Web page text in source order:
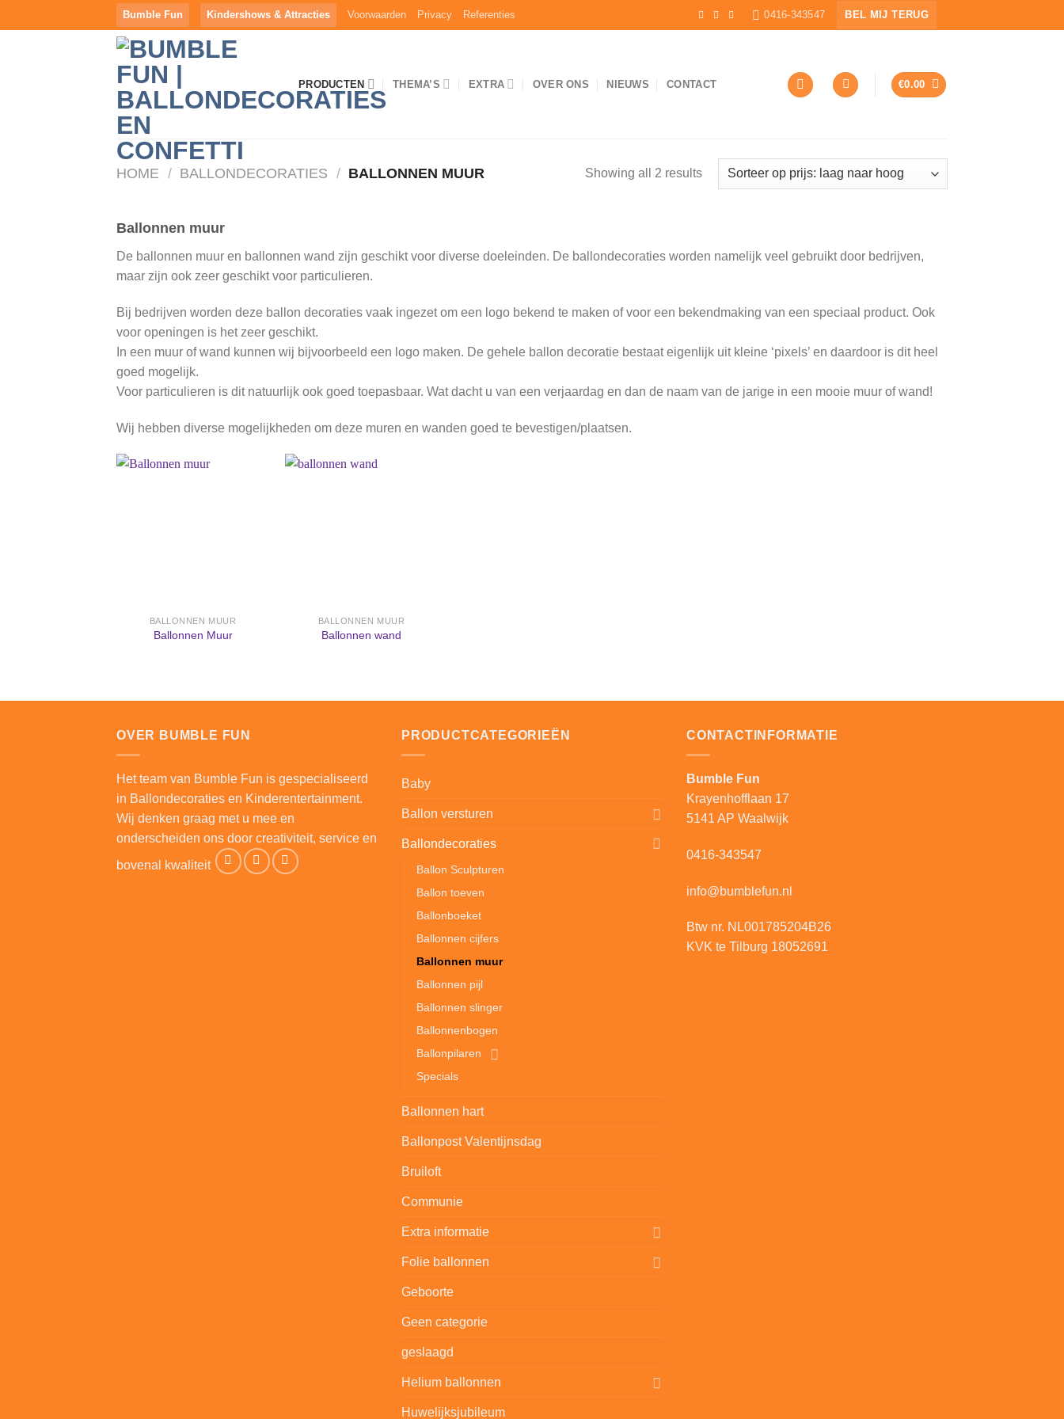
naar
Bumble Fun Kindershows & Attracties Voorwaarden Privacy Referenties 0416-343547 BEL MIJ TERUG
PRODUCTEN THEMA’S EXTRA OVER ONS NIEUWS CONTACT €0.00
HOME / BALLONDECORATIES / BALLONNEN MUUR Showing all 2 results
Ballonnen muur
De ballonnen muur en ballonnen wand zijn geschikt voor diverse doeleinden. De ballondecoraties worden namelijk veel gebruikt door bedrijven,
maar zijn ook zeer geschikt voor particulieren.
Bij bedrijven worden deze ballon decoraties vaak ingezet om een logo bekend te maken of voor een bekendmaking van een speciaal product. Ook
voor openingen is het zeer geschikt.
In een muur of wand kunnen wij bijvoorbeeld een logo maken. De gehele ballon decoratie bestaat eigenlijk uit kleine ‘pixels’ en daardoor is dit heel
goed mogelijk.
Voor particulieren is dit natuurlijk ook goed toepasbaar. Wat dacht u van een verjaardag en dan de naam van de jarige in een mooie muur of wand!
Wij hebben diverse mogelijkheden om deze muren en wanden goed te bevestigen/plaatsen.
BALLONNEN MUUR
Ballonnen Muur
BALLONNEN MUUR
Ballonnen wand
OVER BUMBLE FUN
Het team van Bumble Fun is gespecialiseerd
in Ballondecoraties en Kinderentertainment.
Wij denken graag met u mee en
onderscheiden ons door creativiteit, service en
bovenal kwaliteit
PRODUCTCATEGORIEËN
Baby
Ballon versturen
Ballondecoraties
Ballon Sculpturen
Ballon toeven
Ballonboeket
Ballonnen cijfers
Ballonnen muur
Ballonnen pijl
Ballonnen slinger
Ballonnenbogen
Ballonpilaren
Specials
Ballonnen hart
Ballonpost Valentijnsdag
Bruiloft
Communie
Extra informatie
Folie ballonnen
Geboorte
Geen categorie
geslaagd
Helium ballonnen
Huwelijksjubileum
CONTACTINFORMATIE
Bumble Fun
Krayenhofflaan 17
5141 AP Waalwijk
0416-343547
info@bumblefun.nl
Btw nr. NL001785204B26
KVK te Tilburg 18052691